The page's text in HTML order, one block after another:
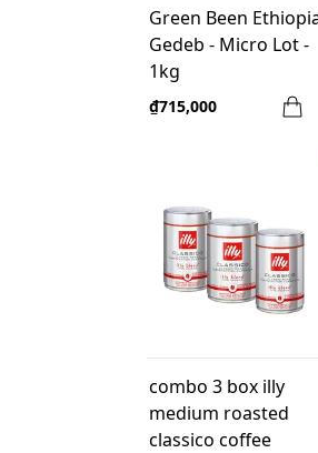
Green Been
Gedeb - Micro Lot -
1kg
₫715,000
combo 3 box illy
medium roasted
classico coffee